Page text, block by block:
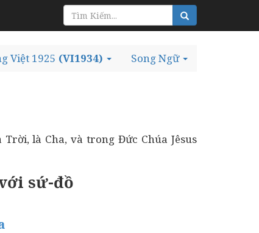
Song Ngữ
Việt 1925 (VI1934)
là Cha, và trong Đức Chúa Jêsus
sứ-đồ